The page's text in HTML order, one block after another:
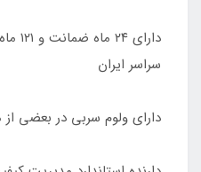
سراسر ایران
دارای ولوم سربی در بعضی